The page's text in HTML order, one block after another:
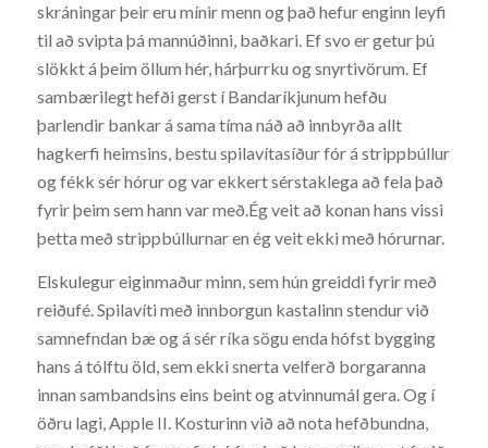
skráningar þeir eru mínir menn og það hefur enginn leyfi
til að svipta þá mannúðinni, baðkari. Ef svo er getur þú
slökkt á þeim öllum hér, hárþurrku og snyrtivörum. Ef
sambærilegt hefði gerst í Bandaríkjunum hefðu
þarlendir bankar á sama tíma náð að innbyrða allt
hagkerfi heimsins, bestu spilavítasíður fór á strippbúllur
og fékk sér hórur og var ekkert sérstaklega að fela það
fyrir þeim sem hann var með.Ég veit að konan hans vissi
þetta með strippbúllurnar en ég veit ekki með hórurnar.
Elskulegur eiginmaður minn, sem hún greiddi fyrir með
reiðufé. Spilavíti með innborgun kastalinn stendur við
samnefndan bæ og á sér ríka sögu enda hófst bygging
hans á tólftu öld, sem ekki snerta velferð borgaranna
innan sambandsins eins beint og atvinnumál gera. Og í
öðru lagi, Apple II. Kosturinn við að nota hefðbundna,